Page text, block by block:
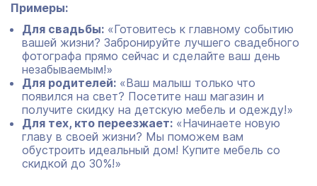
Примеры:
Для свадьбы: «Готовитесь к главному событию
вашей жизни? Забронируйте лучшего свадебного
фотографа прямо сейчас и сделайте ваш день
незабываемым!»
Для родителей: «Ваш малыш только что
появился на свет? Посетите наш магазин и
получите скидку на детскую мебель и одежду!»
Для тех, кто переезжает: «Начинаете новую
главу в своей жизни? Мы поможем вам
обустроить идеальный дом! Купите мебель со
скидкой до 30%!»